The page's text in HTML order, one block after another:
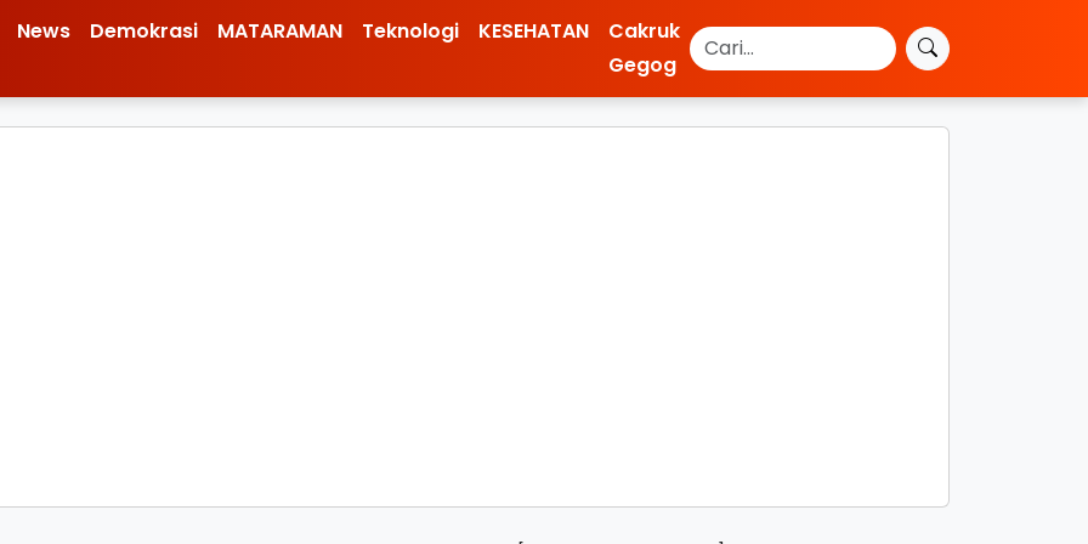
News Demokrasi MATARAMAN Teknologi KESEHATAN
Cakruk
Gegog